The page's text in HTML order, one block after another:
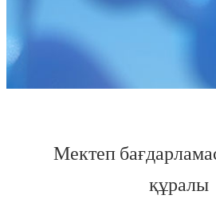
Мектеп
құралы